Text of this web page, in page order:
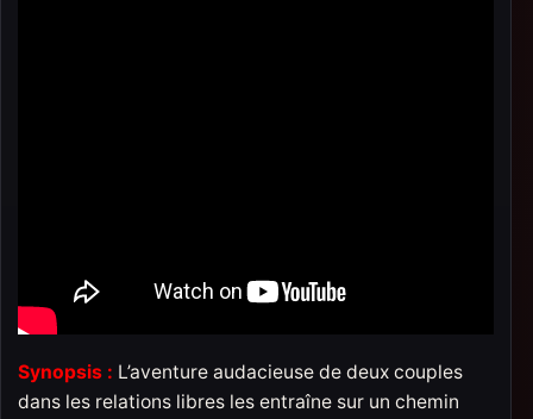
Synopsis : L’aventure audacieuse de deux couples
dans les relations libres les entraîne sur un chemin